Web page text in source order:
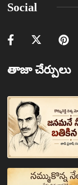
Social
తాజా చేర్పులు